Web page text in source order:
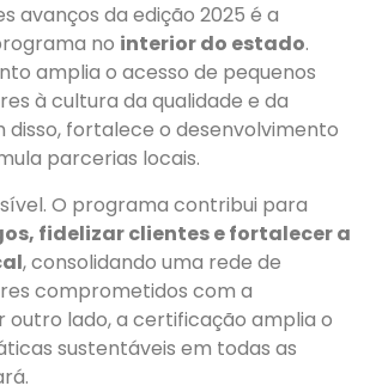
avanços da edição 2025 é a
no interior do estado.
amplia o acesso de pequenos
à cultura da qualidade e da
disso, fortalece o desenvolvimento
parcerias locais.
O programa contribui para
fidelizar clientes e fortalecer a
, consolidando uma rede de
comprometidos com a
outro lado, a certificação amplia o
sustentáveis em todas as